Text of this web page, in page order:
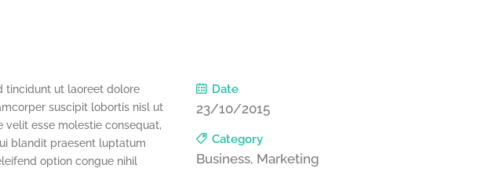
tincidunt ut laoreet dolore
suscipit lobortis nisl ut
esse molestie consequat,
blandit praesent luptatum
option congue nihil
Date
23/10/2015
Category
Business, Marketing